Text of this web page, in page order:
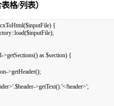
格/列表）
{
as $section) {
>getHeader();
>getText().'</header>';